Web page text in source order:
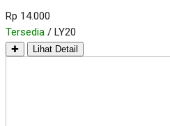
Rp 14.000
Tersedia / LY20
✚ Lihat Detail